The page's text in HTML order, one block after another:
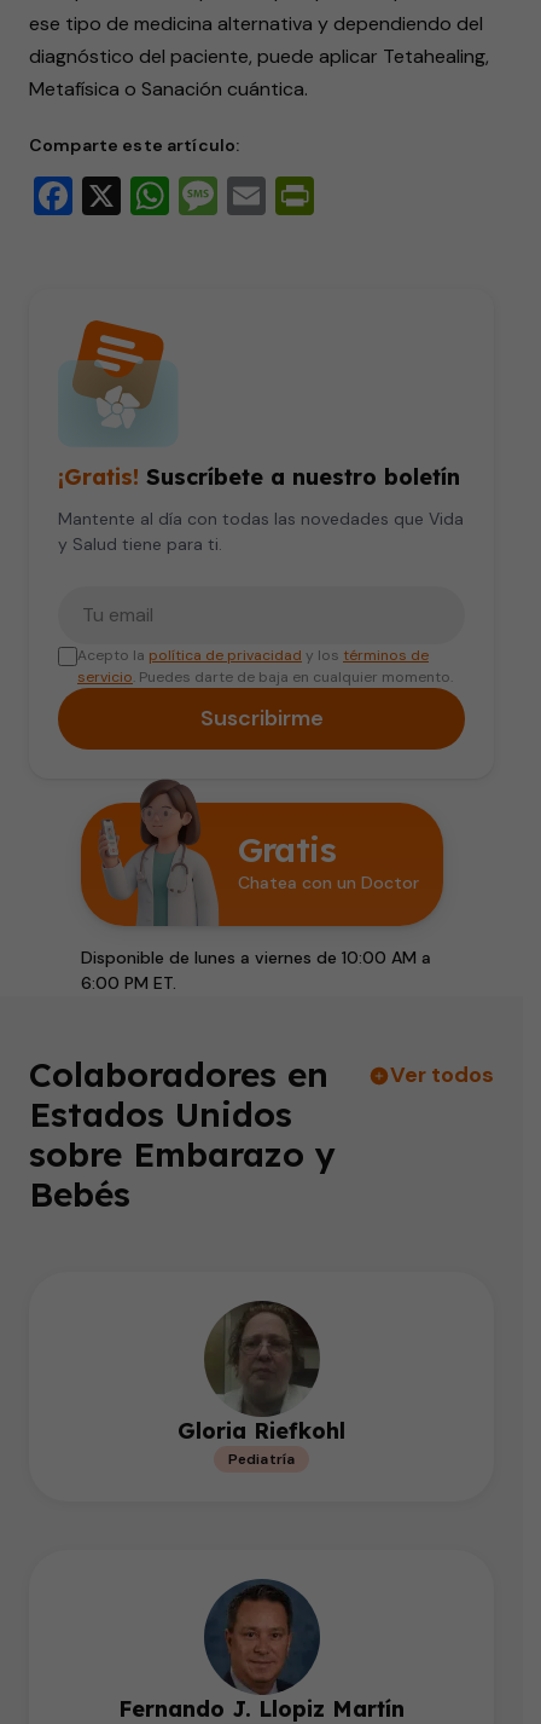
ese tipo de medicina alternativa y dependiendo del
diagnóstico del paciente, puede aplicar Tetahealing,
Metafísica o Sanación cuántica.
Comparte este artículo:
Facebook
X WhatsApp
Message
Email
¡Gratis! Suscríbete a nuestro boletín
Mantente al día con todas las novedades que Vida
y Salud tiene para ti.
Acepto la política de privacidad y los términos de
servicio. Puedes darte de baja en cualquier momento.
Suscribirme
Gratis
Chatea con un Doctor
Disponible de lunes a viernes de 10:00 AM a
6:00 PM ET.
Colaboradores en
Estados Unidos
sobre Embarazo y
Bebés
Ver todos
Gloria Riefkohl
Pediatría
Fernando J. Llopiz Martín